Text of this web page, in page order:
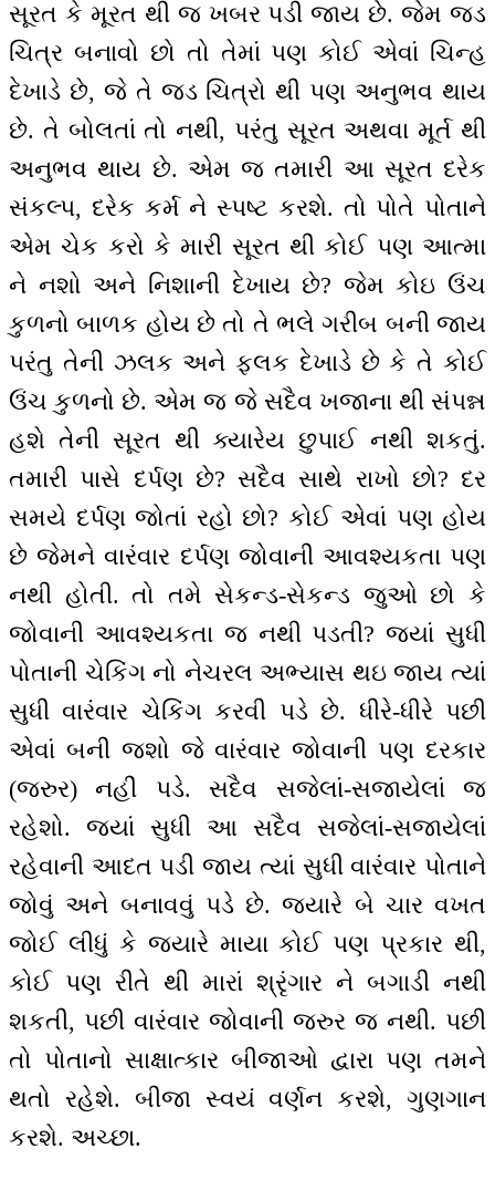
સૂરત કે મૂરત થી જ ખબર પડી જાય છે. જેમ જડ
ચિત્ર બનાવો છો તો તેમાં પણ કોઈ એવાં ચિન્હ
દેખાડે છે, જે તે જડ ચિત્રો થી પણ અનુભવ થાય
છે. તે બોલતાં તો નથી, પરંતુ સૂરત અથવા મૂર્ત થી
અનુભવ થાય છે. એમ જ તમારી આ સૂરત દરેક
સંકલ્પ, દરેક કર્મ ને સ્પષ્ટ કરશે. તો પોતે પોતાને
એમ ચેક કરો કે મારી સૂરત થી કોઈ પણ આત્મા
ને નશો અને નિશાની દેખાય છે? જેમ કોઇ ઉંચ
કુળનો બાળક હોય છે તો તે ભલે ગરીબ બની જાય
પરંતુ તેની ઝલક અને ફલક દેખાડે છે કે તે કોઈ
ઉંચ કુળનો છે. એમ જ જે સદૈવ ખજાના થી સંપન્ન
હશે તેની સૂરત થી ક્યારેય છુપાઈ નથી શકતું.
તમારી પાસે દર્પણ છે? સદૈવ સાથે રાખો છો? દર
સમયે દર્પણ જોતાં રહો છો? કોઈ એવાં પણ હોય
છે જેમને વારંવાર દર્પણ જોવાની આવશ્યકતા પણ
નથી હોતી. તો તમે સેકન્ડ-સેકન્ડ જુઓ છો કે
જોવાની આવશ્યકતા જ નથી પડતી? જ્યાં સુધી
પોતાની ચેકિંગ નો નેચરલ અભ્યાસ થઇ જાય ત્યાં
સુધી વારંવાર ચેકિંગ કરવી પડે છે. ધીરે-ધીરે પછી
એવાં બની જશો જે વારંવાર જોવાની પણ દરકાર
(જરુર) નહીં પડે. સદૈવ સજેલાં-સજાયેલાં જ
રહેશો. જ્યાં સુધી આ સદૈવ સજેલાં-સજાયેલાં
રહેવાની આદત પડી જાય ત્યાં સુધી વારંવાર પોતાને
જોવું અને બનાવવું પડે છે. જ્યારે બે ચાર વખત
જોઈ લીધું કે જ્યારે માયા કોઈ પણ પ્રકાર થી,
કોઈ પણ રીતે થી મારાં શ્રૃંગાર ને બગાડી નથી
શકતી, પછી વારંવાર જોવાની જરુર જ નથી. પછી
તો પોતાનો સાક્ષાત્કાર બીજાઓ દ્વારા પણ તમને
થતો રહેશે. બીજા સ્વયં વર્ણન કરશે, ગુણગાન
કરશે. અચ્છા.